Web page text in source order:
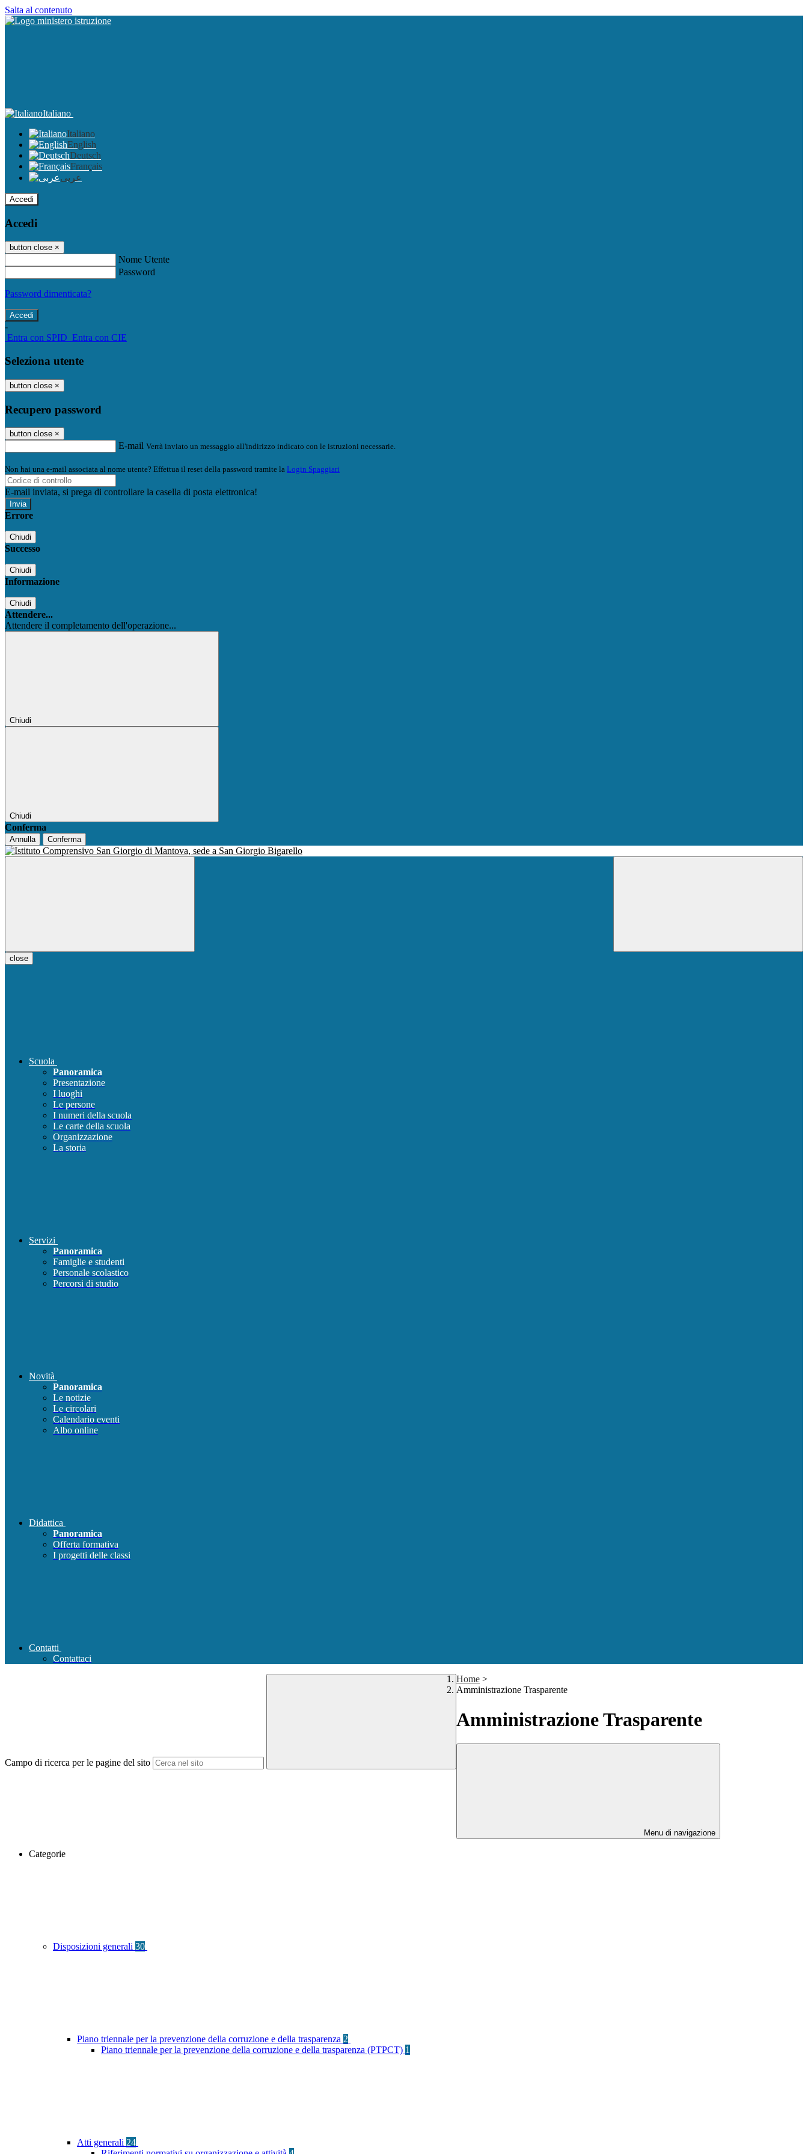
Salta al contenuto
Italiano
Italiano
English
Deutsch
Français
عربى
Accedi
Accedi
button close ×
Nome Utente
Password
Password dimenticata?
-
Entra con SPID Entra con CIE
Seleziona utente
button close ×
Recupero password
button close ×
E-mail Verrà inviato un messaggio all'indirizzo indicato con le istruzioni necessarie.
Non hai una e-mail associata al nome utente? Effettua il reset della password tramite la Login Spaggiari
E-mail inviata, si prega di controllare la casella di posta elettronica!
Errore
Chiudi
Successo
Chiudi
Informazione
Chiudi
Attendere...
Attendere il completamento dell'operazione...
Chiudi
Chiudi
Conferma
Annulla Conferma
close
Scuola
Panoramica
Presentazione
I luoghi
Le persone
I numeri della scuola
Le carte della scuola
Organizzazione
La storia
Servizi
Panoramica
Famiglie e studenti
Personale scolastico
Percorsi di studio
Novità
Panoramica
Le notizie
Le circolari
Calendario eventi
Albo online
Didattica
Panoramica
Offerta formativa
I progetti delle classi
Contatti
Contattaci
Campo di ricerca per le pagine del sito
Home >
Amministrazione Trasparente
Amministrazione Trasparente
Menu di navigazione
Categorie
Disposizioni generali 30
Piano triennale per la prevenzione della corruzione e della trasparenza 2
Piano triennale per la prevenzione della corruzione e della trasparenza (PTPCT) 1
Atti generali 24